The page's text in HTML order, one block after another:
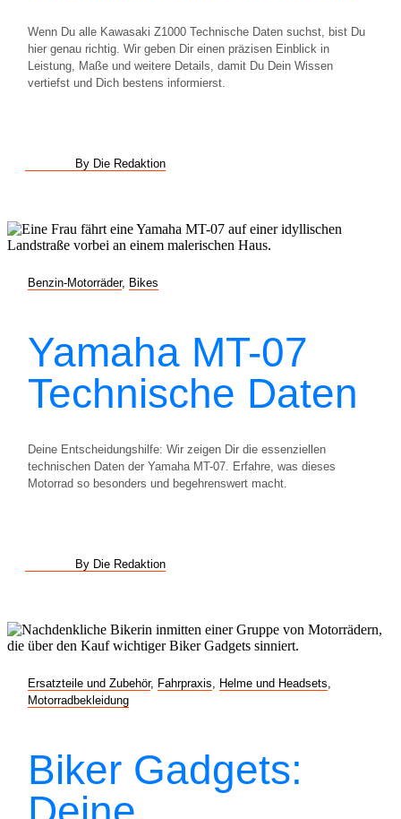
Wenn Du alle Kawasaki Z1000 Technische Daten suchst, bist Du
hier genau richtig. Wir geben Dir einen präzisen Einblick in
Leistung, Maße und weitere Details, damit Du Dein Wissen
vertiefst und Dich bestens informierst.
By Die Redaktion
Benzin-Motorräder, Bikes
Yamaha MT-07
Technische Daten
Deine Entscheidungshilfe: Wir zeigen Dir die essenziellen
technischen Daten der Yamaha MT-07. Erfahre, was dieses
Motorrad so besonders und begehrenswert macht.
By Die Redaktion
Ersatzteile und Zubehör, Fahrpraxis Helme und Headsets
Motorradbekleidung
Biker Gadgets: